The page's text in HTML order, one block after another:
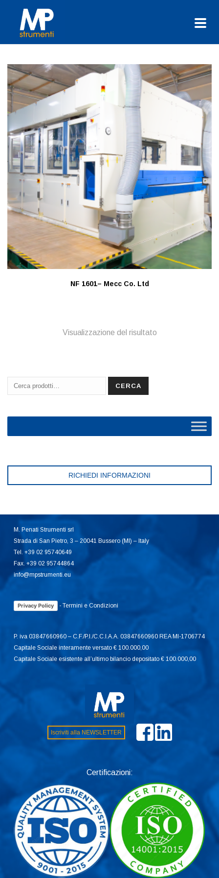
NF 1601– Mecc Co. Ltd
Visualizzazione del risultato
Cerca:
CERCA
RICHIEDI INFORMAZIONI
M. Penati Strumenti srl
Strada di San Pietro, 3 – 20041 Bussero (MI) – Italy
Tel. +39 02 95740649
Fax. +39 02 95744864
info@mpstrumenti.eu
Privacy Policy -Termini e Condizioni
P. iva 03847660960 – C.F./P.I./C.C.I.A.A. 03847660960 REA MI-1706774
Capitale Sociale interamente versato € 100.000,00
Capitale Sociale esistente all’ultimo bilancio depositato € 100.000,00
Iscriviti alla NEWSLETTER
Certificazioni: